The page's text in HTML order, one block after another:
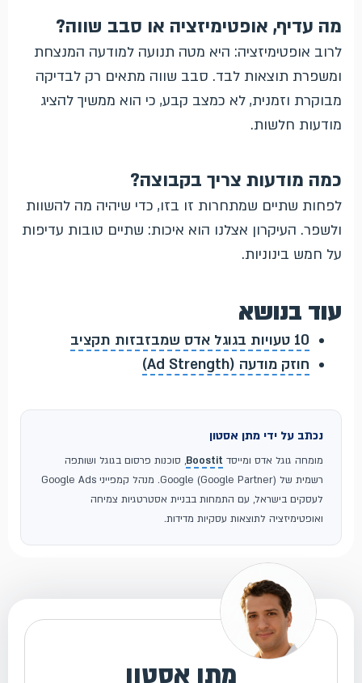
מה עדיף, אופטימיזציה או סבב שווה?
לרוב אופטימיזציה: היא מטה תנועה למודעה המנצחת
ומשפרת תוצאות לבד. סבב שווה מתאים רק לבדיקה
מבוקרת וזמנית, לא כמצב קבע, כי הוא ממשיך להציג
מודעות חלשות.
כמה מודעות צריך בקבוצה?
לפחות שתיים שמתחרות זו בזו, כדי שיהיה מה להשוות
ולשפר. העיקרון אצלנו הוא איכות: שתיים טובות עדיפות
על חמש בינוניות.
עוד בנושא
10 טעויות בגוגל אדס שמבזבזות תקציב
חוזק מודעה (Ad Strength)
נכתב על ידי מתן אסטון
מומחה גוגל אדס ומייסד Boostit, סוכנות פרסום בגוגל ושותפה
רשמית של Google (Google Partner). מנהל קמפייני Google Ads
לעסקים בישראל, עם התמחות בבניית אסטרטגיות צמיחה
ואופטימיזציה לתוצאות עסקיות מדידות.
מתן אסטון